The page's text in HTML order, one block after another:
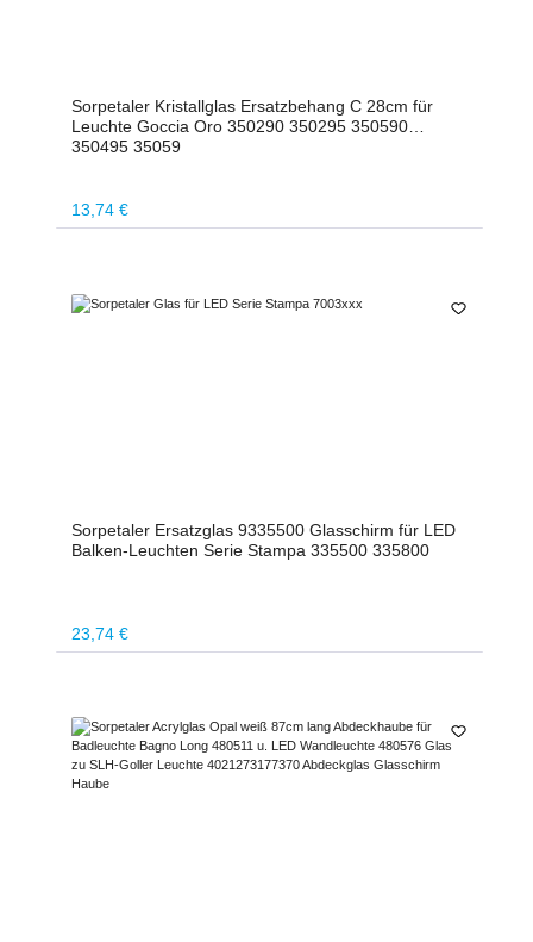
Sorpetaler Kristallglas Ersatzbehang C 28cm für
Leuchte Goccia Oro 350290 350295 350590
350495 35059
Regulärer Preis:
13,74 €
Sorpetaler Ersatzglas 9335500 Glasschirm für LED
Balken-Leuchten Serie Stampa 335500 335800
Regulärer Preis:
23,74 €